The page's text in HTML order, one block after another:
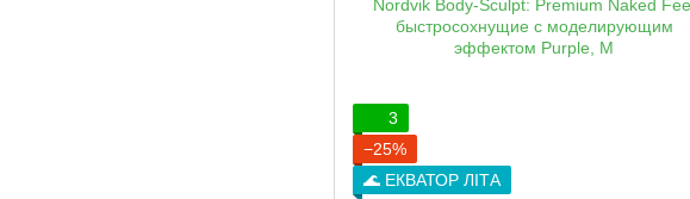
3
−25%
🌊 ЕКВАТОР ЛІТА